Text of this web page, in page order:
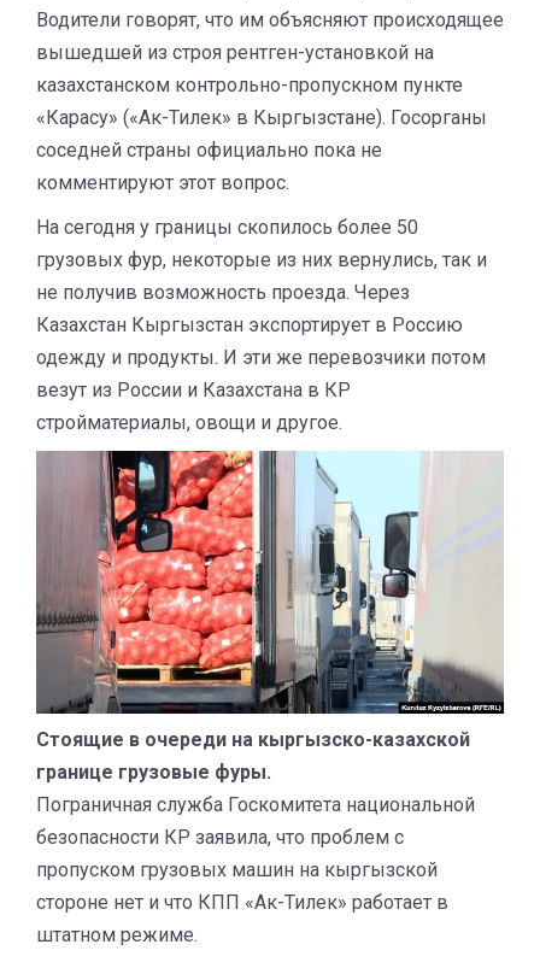
Водители говорят, что им объясняют происходящее
вышедшей из строя рентген-установкой на
казахстанском контрольно-пропускном пункте
«Карасу» («Ак-Тилек» в Кыргызстане). Госорганы
соседней страны официально пока не
комментируют этот вопрос.
На сегодня у границы скопилось более 50
грузовых фур, некоторые из них вернулись, так и
не получив возможность проезда. Через
Казахстан Кыргызстан экспортирует в Россию
одежду и продукты. И эти же перевозчики потом
везут из России и Казахстана в КР
стройматериалы, овощи и другое.
Стоящие в очереди на кыргызско-казахской
границе грузовые фуры.
Пограничная служба Госкомитета национальной
безопасности КР заявила, что проблем с
пропуском грузовых машин на кыргызской
стороне нет и что КПП «Ак-Тилек» работает в
штатном режиме.